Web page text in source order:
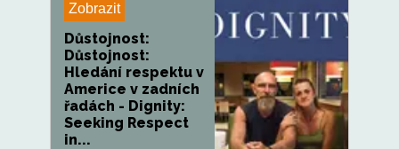
Zobrazit
Důstojnost:
Důstojnost:
Hledání respektu v
Americe v zadních
řadách - Dignity:
Seeking Respect
in...